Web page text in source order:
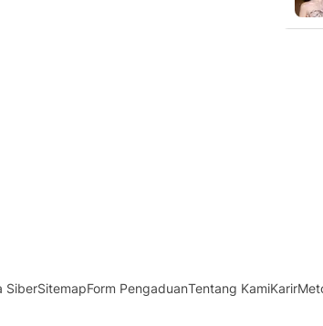
SiberSitemapForm PengaduanTentang KamiKarir